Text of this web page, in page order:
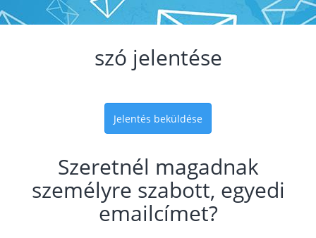
szó jelentése
Jelentés beküldése
Szeretnél magadnak
személyre szabott, egyedi
emailcímet?